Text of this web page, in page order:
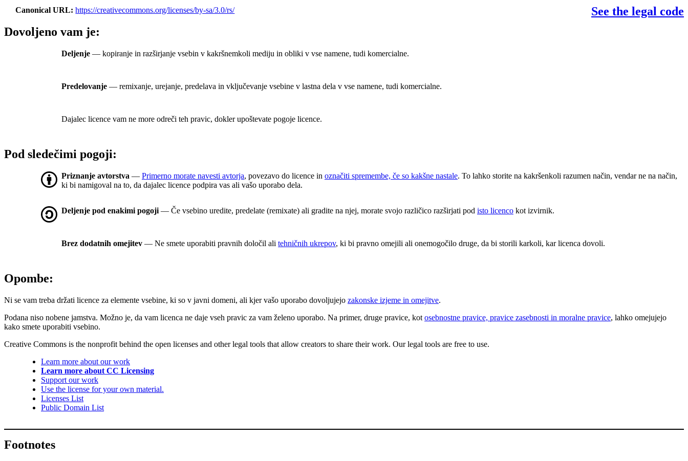
Canonical URL https://creativecommons.org/licenses/by-sa/3.0/rs/
See the legal code
Dovoljeno vam je:
Deljenje — kopiranje in razširjanje vsebin v kakršnemkoli mediju in obliki v vse namene, tudi komercialne.
Predelovanje — remixanje, urejanje, predelava in vključevanje vsebine v lastna dela v vse namene, tudi komercialne.
Dajalec licence vam ne more odreči teh pravic, dokler upoštevate pogoje licence.
Pod sledečimi pogoji:
Priznanje avtorstva — Primerno morate navesti avtorja, povezavo do licence in označiti spremembe, če so kakšne nastale. To lahko storite na kakršenkoli razumen način, vendar ne na način,
ki bi namigoval na to, da dajalec licence podpira vas ali vašo uporabo dela.
Deljenje pod enakimi pogoji — Če vsebino uredite, predelate (remixate) ali gradite na njej, morate svojo različico razširjati pod isto licenco kot izvirnik.
Brez dodatnih omejitev — Ne smete uporabiti pravnih določil ali tehničnih ukrepov, ki bi pravno omejili ali onemogočilo druge, da bi storili karkoli, kar licenca dovoli.
Opombe:
Ni se vam treba držati licence za elemente vsebine, ki so v javni domeni, ali kjer vašo uporabo dovoljujejo zakonske izjeme in omejitve.
Podana niso nobene jamstva. Možno je, da vam licenca ne daje vseh pravic za vam želeno uporabo. Na primer, druge pravice, kot osebnostne pravice, pravice zasebnosti in moralne pravice, lahko omejujejo
kako smete uporabiti vsebino.
Creative Commons is the nonprofit behind the open licenses and other legal tools that allow creators to share their work. Our legal tools are free to use.
Learn more about our work
Learn more about CC Licensing
Support our work
Use the license for your own material.
Licenses List
Public Domain List
Footnotes